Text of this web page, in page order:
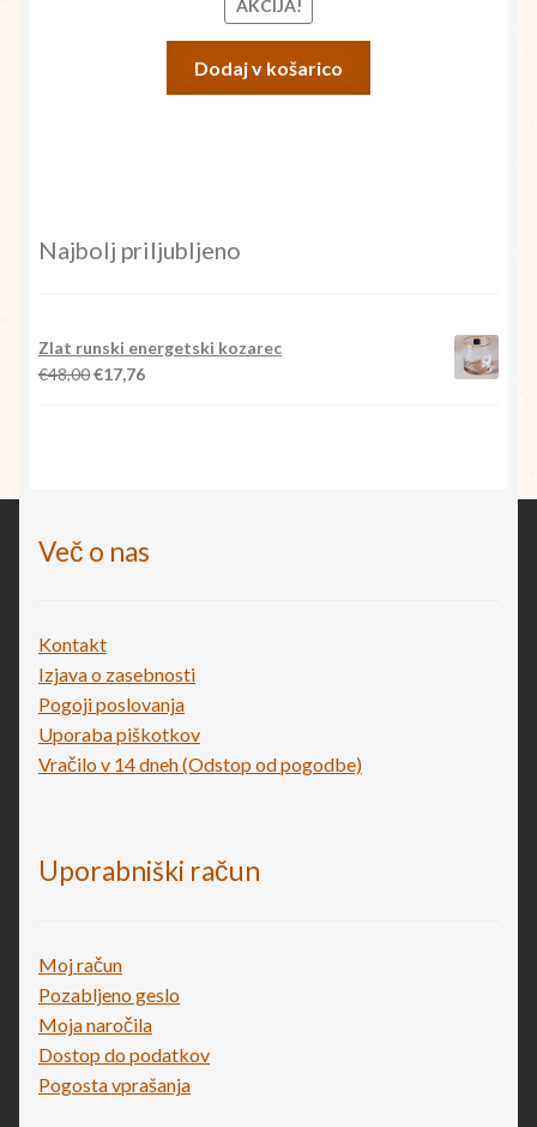
AKCIJA!
Dodaj v košarico
Najbolj priljubljeno
Zlat runski energetski kozarec
€48,00Izvirna
€17,76Trenutna
Več o nas
Kontakt
Izjava o zasebnosti
Pogoji poslovanja
Uporaba piškotkov
Vračilo v 14 dneh (Odstop od pogodbe)
Uporabniški račun
Moj račun
Pozabljeno geslo
Moja naročila
Dostop do podatkov
Pogosta vprašanja